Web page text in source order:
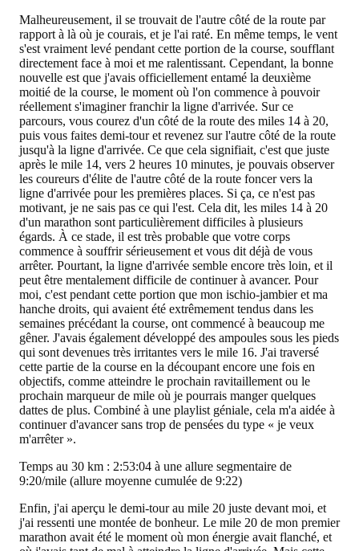
Malheureusement, il se trouvait de l'autre côté de la route par
rapport à là où je courais, et je l'ai raté. En même temps, le vent
s'est vraiment levé pendant cette portion de la course, soufflant
directement face à moi et me ralentissant. Cependant, la bonne
nouvelle est que j'avais officiellement entamé la deuxième
moitié de la course, le moment où l'on commence à pouvoir
réellement s'imaginer franchir la ligne d'arrivée. Sur ce
parcours, vous courez d'un côté de la route des miles 14 à 20,
puis vous faites demi-tour et revenez sur l'autre côté de la route
jusqu'à la ligne d'arrivée. Ce que cela signifiait, c'est que juste
après le mile 14, vers 2 heures 10 minutes, je pouvais observer
les coureurs d'élite de l'autre côté de la route foncer vers la
ligne d'arrivée pour les premières places. Si ça, ce n'est pas
motivant, je ne sais pas ce qui l'est. Cela dit, les miles 14 à 20
d'un marathon sont particulièrement difficiles à plusieurs
égards. À ce stade, il est très probable que votre corps
commence à souffrir sérieusement et vous dit déjà de vous
arrêter. Pourtant, la ligne d'arrivée semble encore très loin, et il
peut être mentalement difficile de continuer à avancer. Pour
moi, c'est pendant cette portion que mon ischio-jambier et ma
hanche droits, qui avaient été extrêmement tendus dans les
semaines précédant la course, ont commencé à beaucoup me
gêner. J'avais également développé des ampoules sous les pieds
qui sont devenues très irritantes vers le mile 16. J'ai traversé
cette partie de la course en la découpant encore une fois en
objectifs, comme atteindre le prochain ravitaillement ou le
prochain marqueur de mile où je pourrais manger quelques
dattes de plus. Combiné à une playlist géniale, cela m'a aidée à
continuer d'avancer sans trop de pensées du type « je veux
m'arrêter ».
Temps au 30 km : 2:53:04 à une allure segmentaire de
9:20/mile (allure moyenne cumulée de 9:22)
Enfin, j'ai aperçu le demi-tour au mile 20 juste devant moi, et
j'ai ressenti une montée de bonheur. Le mile 20 de mon premier
marathon avait été le moment où mon énergie avait flanché, et